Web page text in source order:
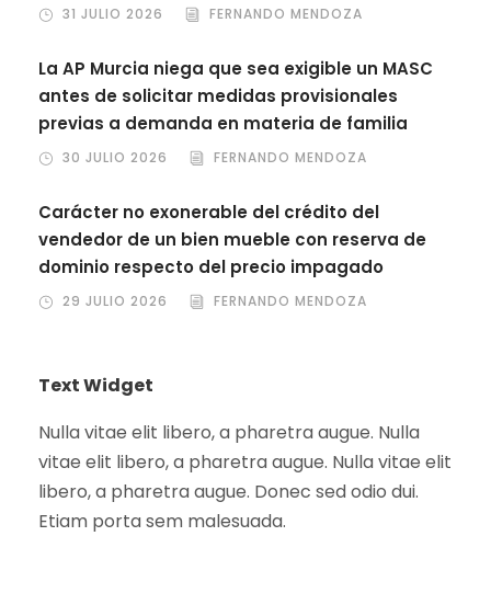
31 JULIO 2026 FERNANDO MENDOZA
La AP Murcia niega que sea exigible un MASC
antes de solicitar medidas provisionales
previas a demanda en materia de familia
30 JULIO 2026 FERNANDO MENDOZA
Carácter no exonerable del crédito del
vendedor de un bien mueble con reserva de
dominio respecto del precio impagado
29 JULIO 2026 FERNANDO MENDOZA
Text Widget
Nulla vitae elit libero, a pharetra augue. Nulla
vitae elit libero, a pharetra augue. Nulla vitae elit
libero, a pharetra augue. Donec sed odio dui.
Etiam porta sem malesuada.